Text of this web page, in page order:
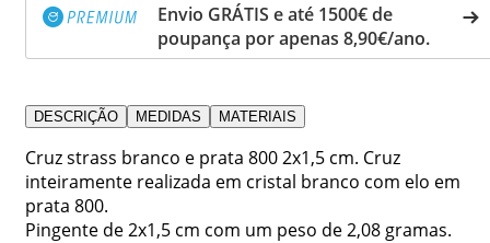
Envio GRÁTIS e até 1500€ de
poupança por apenas 8,90€/ano.
DESCRIÇÃO MEDIDAS MATERIAIS
Cruz strass branco e prata 800 2x1,5 cm. Cruz
inteiramente realizada em cristal branco com elo em
prata 800.
Pingente de 2x1,5 cm com um peso de 2,08 gramas.